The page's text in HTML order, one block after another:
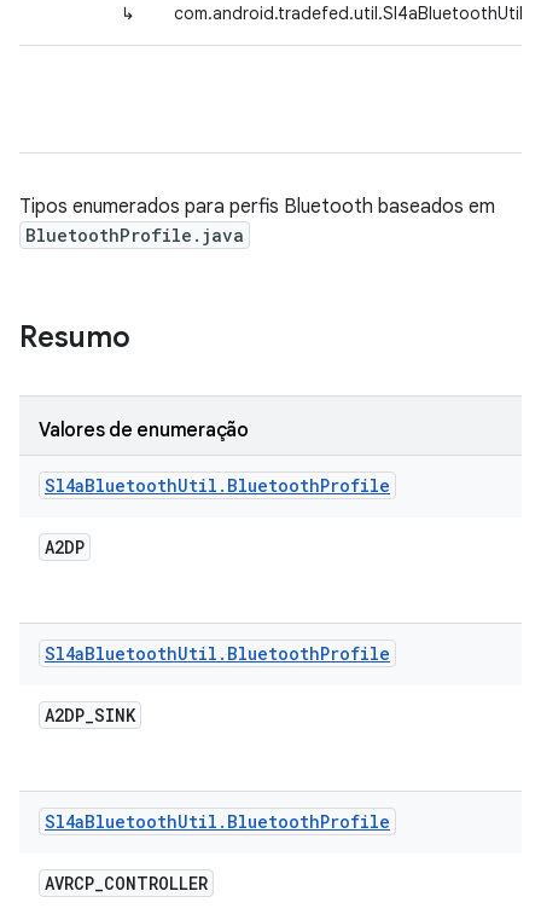
↳
Tipos enumerados para perfis Bluetooth baseados em
BluetoothProfile.java
Resumo
Valores de enumeração
Sl4aBluetoothUtil . BluetoothProfile
A2DP
Sl4aBluetoothUtil . BluetoothProfile
A2DP_SINK
Sl4aBluetoothUtil . BluetoothProfile
AVRCP_CONTROLLER